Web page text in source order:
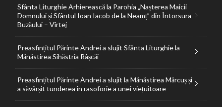
Sfânta Liturghie Arhierească la Parohia „Nașterea Maicii
Domnului și Sfântul Ioan Iacob de la Neamț” din Întorsura
Buzăului – Vîrtej
Preasfințitul Părinte Andrei a slujit Sfânta Liturghie la
Mănăstirea Sihăstria Râșcăi
Preasfințitul Părinte Andrei a slujit la Mănăstirea Mărcuș și
a săvârșit tunderea în rasoforie a unei viețuitoare